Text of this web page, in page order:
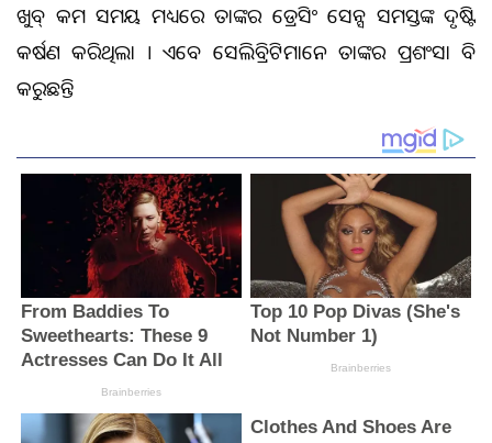
ଖୁବ୍ କମ ସମୟ ମଧ୍ୟରେ ତାଙ୍କର ଡ୍ରେସିଂ ସେନ୍ସ ସମସ୍ତଙ୍କ ଦୃଷ୍ଟି
ଆକର୍ଷଣ କରିଥିଲା । ଏବେ ସେଲିବ୍ରିଟିମାନେ ତାଙ୍କର ପ୍ରଶଂସା ବି
କରୁଛନ୍ତି